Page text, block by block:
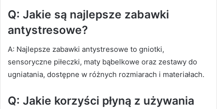
Q: Jakie są najlepsze zabawki
antystresowe?
A: Najlepsze zabawki antystresowe to gniotki,
sensoryczne piłeczki, maty bąbelkowe oraz zestawy do
ugniatania, dostępne w różnych rozmiarach i materiałach.
Q: Jakie korzyści płyną z używania